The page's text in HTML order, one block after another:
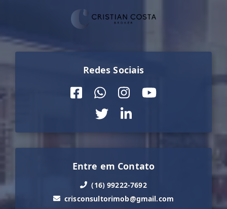
Redes Sociais
Entre em Contato
(16) 99222-7692
crisconsultorimob@gmail.com